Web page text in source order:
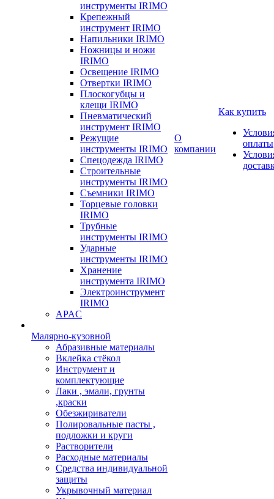
инструменты IRIMO
Крепежный
инструмент IRIMO
Напильники IRIMO
Ножницы и ножи
IRIMO
Освещение IRIMO
Отвертки IRIMO
Плоскогубцы и
клещи IRIMO
Пневматический
инструмент IRIMO
Режущие
инструменты IRIMO
Спецодежда IRIMO
Строительные
инструменты IRIMO
Съемники IRIMO
Торцевые головки
IRIMO
Трубные
инструменты IRIMO
Ударные
инструменты IRIMO
Хранение
инструмента IRIMO
Электроинструмент
IRIMO
APAC
Малярно-кузовной
Абразивные материалы
Вклейка стёкол
Инструмент и
комплектующие
Лаки , эмали, грунты
,краски
Обезжириватели
Полировальные пасты ,
подложки и круги
Растворители
Расходные материалы
Средства индивидуальной
защиты
Укрывочный материал
О
компании
Как купить
оплаты